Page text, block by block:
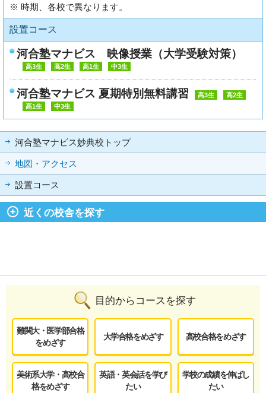
※ 時期、各校で異なります。
設置コース
河合塾マナビス 映像授業（大学受験対策）
高3生 高2生 高1生 中3生
河合塾マナビス 夏期特別無料講習 高3生
高2生
高1生
中3生
河合塾マナビス妙典校トップ
地図・アクセス
設置コース
近くの校舎を探す
目的からコースを探す
難関大・医学部合格
をめざす
大学合格をめざす 高校合格をめざす
美術系大学・高校合
格をめざす
英語・英会話を学び
たい
学校の成績を伸ばし
たい